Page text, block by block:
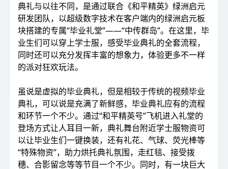
典礼与以往不同，是通过联合《和平精英》绿洲启元
研发团队，以超级数字技术在客户端内的绿洲启元板
块搭建的专属“毕业礼堂”——“中传群岛”。在这里，毕
业生们可以穿上学士服，感受毕业典礼的全套流程，
同时还可以充分发挥丰富的想象力，体验更多不一样
的派对狂欢玩法。
虽说是虚拟的毕业典礼，但是相较于传统的视频毕业
典礼，可以说是充满了新鲜感，毕业典礼应有的流程
和环节一个不少。通过“和平精英号”飞机进入礼堂的
登场方式让人耳目一新，典礼舞台附近学士服物资可
以让毕业生们一键换装，还有礼花、气球、荧光棒等
“特殊物资”，助力烘托典礼氛围，走红毯、接受拨
穗、合影留念等等节目一个不少。同时，有一块巨大